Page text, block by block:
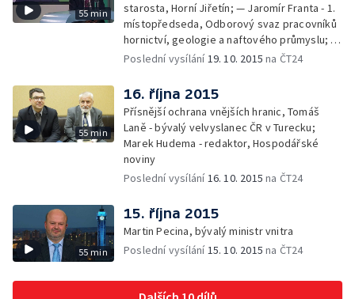
55 min
starosta, Horní Jiřetín; — Jaromír Franta - 1.
místopředseda, Odborový svaz pracovníků
hornictví, geologie a naftového průmyslu; —
Gabriela Sáričková Benešová - mluvčí
Poslední vysílání19. 10. 2015 na ČT24
55 min
16. října 2015
Přísnější ochrana vnějších hranic, Tomáš
Laně - bývalý velvyslanec ČR v Turecku;
Marek Hudema - redaktor, Hospodářské
noviny
Poslední vysílání16. 10. 2015 na ČT24
55 min
15. října 2015
Martin Pecina, bývalý ministr vnitra
Poslední vysílání15. 10. 2015 na ČT24